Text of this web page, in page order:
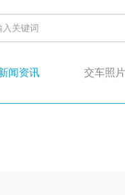
闻资讯 交车照片